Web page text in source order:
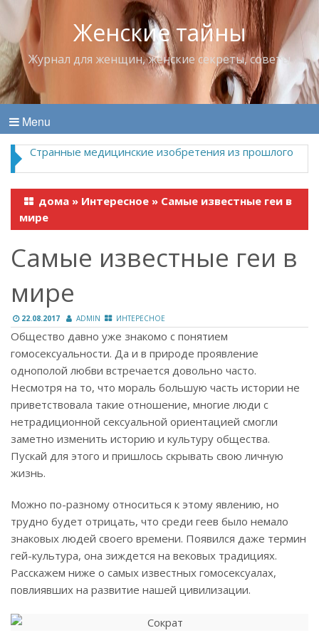
Женские тайны
Журнал для женщин, женские секреты, советы
Menu
Странные медицинские изобретения из прошлого
дома » Интересное » Самые известные геи в
мире
Самые известные геи в
мире
22.08.2017 ADMIN ИНТЕРЕСНОЕ
Общество давно уже знакомо с понятием
гомосексуальности. Да и в природе проявление
однополой любви встречается довольно часто.
Несмотря на то, что мораль большую часть истории не
приветствовала такие отношение, многие люди с
нетрадиционной сексуальной ориентацией смогли
заметно изменить историю и культуру общества.
Пускай для этого и пришлось скрывать свою личную
жизнь.
Можно по-разному относиться к этому явлению, но
трудно будет отрицать, что среди геев было немало
знаковых людей своего времени. Появился даже термин
гей-культура, она зиждется на вековых традициях.
Расскажем ниже о самых известных гомосексуалах,
повлиявших на развитие нашей цивилизации.